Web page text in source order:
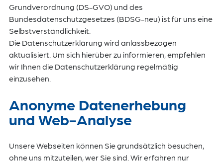
Grundverordnung (DS-GVO) und des
Bundesdatenschutzgesetzes (BDSG-neu) ist für uns eine
Selbstverständlichkeit.
Die Datenschutzerklärung wird anlassbezogen
aktualisiert. Um sich hierüber zu informieren, empfehlen
wir Ihnen die Datenschutzerklärung regelmäßig
einzusehen.
Anonyme Datenerhebung
und Web-Analyse
Unsere Webseiten können Sie grundsätzlich besuchen,
ohne uns mitzuteilen, wer Sie sind. Wir erfahren nur